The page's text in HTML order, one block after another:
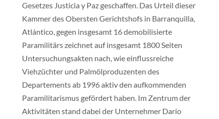
Gesetzes Justicia y Paz geschaffen. Das Urteil dieser
Kammer des Obersten Gerichtshofs in Barranquilla,
Atlántico, gegen insgesamt 16 demobilisierte
Paramilitärs zeichnet auf insgesamt 1800 Seiten
Untersuchungsakten nach, wie einflussreiche
Viehzüchter und Palmölproduzenten des
Departements ab 1996 aktiv den aufkommenden
Paramilitarismus gefördert haben. Im Zentrum der
Aktivitäten stand dabei der Unternehmer Darío